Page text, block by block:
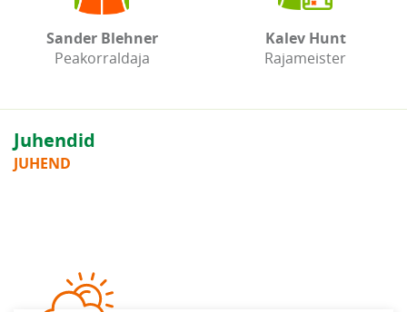
Sander Blehner
Peakorraldaja
Kalev Hunt
Rajameister
Juhendid
JUHEND